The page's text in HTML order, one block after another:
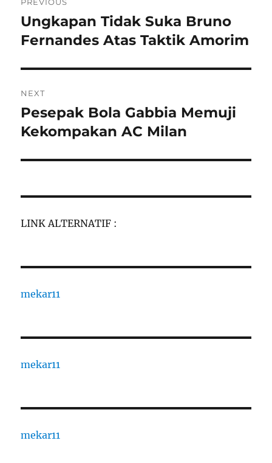
navigation
Previous
post:
Ungkapan Tidak Suka Bruno
Fernandes Atas Taktik Amorim
NEXT
Next
post:
Pesepak Bola Gabbia Memuji
Kekompakan AC Milan
LINK ALTERNATIF :
mekar11
mekar11
mekar11